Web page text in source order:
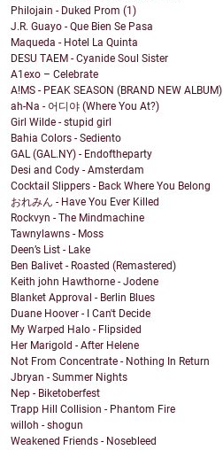
Philojain - Duked Prom (1)
J.R. Guayo - Que Bien Se Pasa
Maqueda - Hotel La Quinta
DESU TAEM - Cyanide Soul Sister
A1exo – Celebrate
A!MS - PEAK SEASON (BRAND NEW ALBUM)
ah-Na - 어디야 (Where You At?)
Girl Wilde - stupid girl
Bahia Colors - Sediento
GAL (GAL.NY) - Endoftheparty
Desi and Cody - Amsterdam
Cocktail Slippers - Back Where You Belong
おれみん - Have You Ever Killed
Rockvyn - The Mindmachine
Tawnylawns - Moss
Deen’s List - Lake
Ben Balivet - Roasted (Remastered)
Keith john Hawthorne - Jodene
Blanket Approval - Berlin Blues
Duane Hoover - I Can't Decide
My Warped Halo - Flipsided
Her Marigold - After Helene
Not From Concentrate - Nothing In Return
Jbryan - Summer Nights
Nep - Biketoberfest
Trapp Hill Collision - Phantom Fire
willoh - shogun
Weakened Friends - Nosebleed